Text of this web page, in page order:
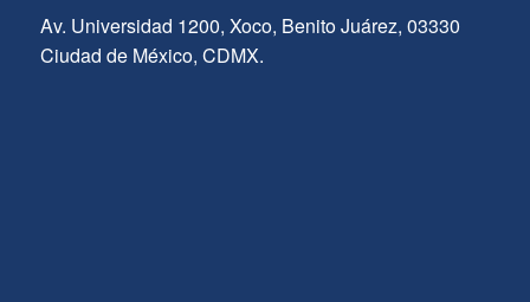
Av. Universidad 1200, Xoco, Benito Juárez, 03330
Ciudad de México, CDMX.